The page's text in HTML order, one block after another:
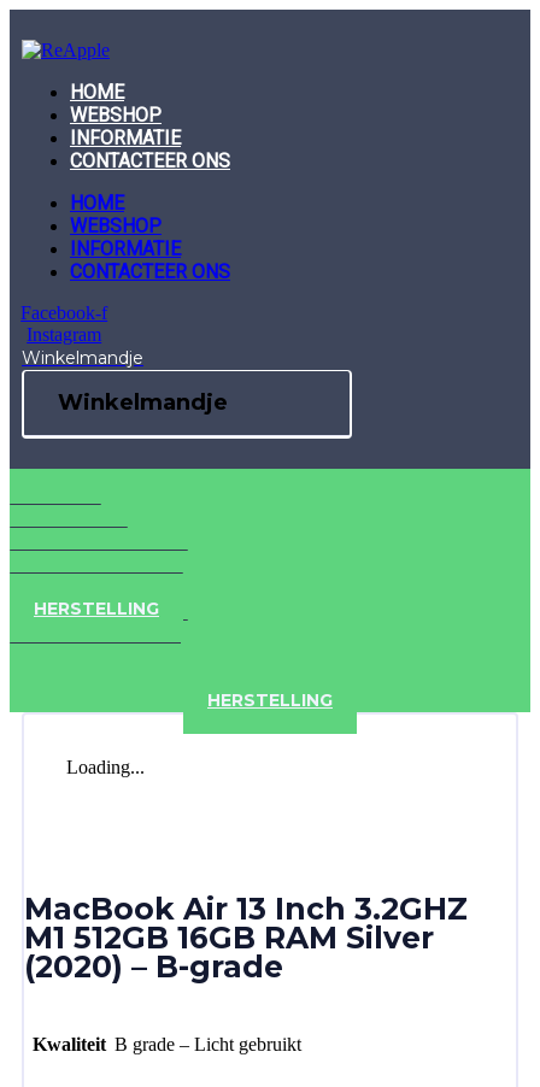
to
content
HOME
WEBSHOP
INFORMATIE
CONTACTEER ONS
HOME
WEBSHOP
INFORMATIE
CONTACTEER ONS
Facebook-f
Instagram
Winkelmandje
Winkelmandje
HERSTELLING
HERSTELLING
Loading...
MacBook Air 13 Inch 3.2GHZ
M1 512GB 16GB RAM Silver
(2020) – B-grade
Kwaliteit B grade – Licht gebruikt